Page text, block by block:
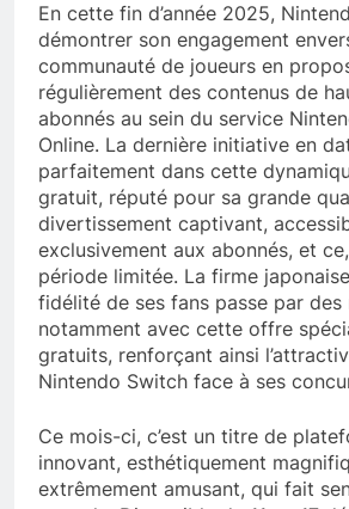
En cette fin d’année 2025,
démontrer son engagement
communauté de joueurs en
régulièrement des contenus de
abonnés au sein du service
Online. La dernière initiative en
parfaitement dans cette
gratuit, réputé pour sa grande
divertissement captivant,
exclusivement aux abonnés, et
période limitée. La firme
fidélité de ses fans passe par
notamment avec cette offre
gratuits, renforçant ainsi
Nintendo Switch face à ses
Ce mois-ci, c’est un titre de
innovant, esthétiquement
extrêmement amusant, qui fait